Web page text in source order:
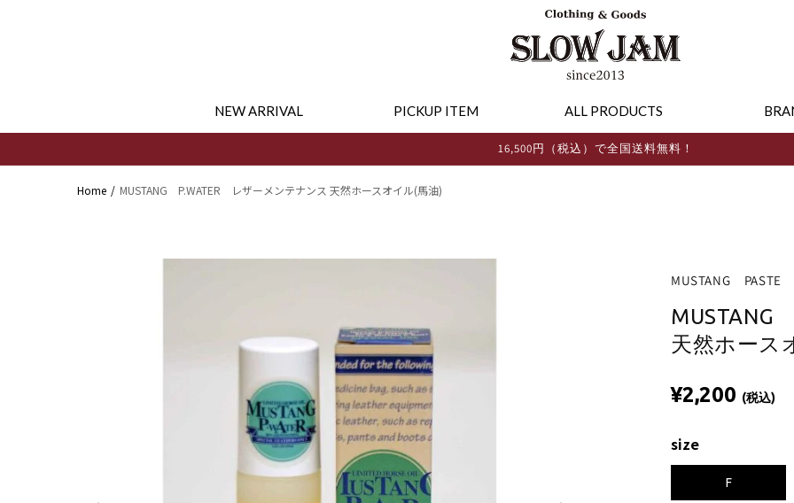
NEW ARRIVAL PICKUP ITEM ALL PRODUCTS
16,500円（税込）で全国送料無料！
Home MUSTANG P.WATER レザーメンテナンス 天然ホースオイル(馬油)
MUSTANG PASTE
MUSTANG
天然ホース
¥2,200 (税込)
size
F